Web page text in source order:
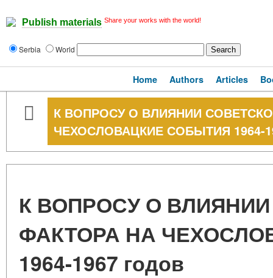
Publish materials Share your works with the world!
Serbia World
Home Authors Articles
К ВОПРОСУ О ВЛИЯНИИ
ЧЕХОСЛОВАЦКИЕ СОБЫТИЯ 1964-
К ВОПРОСУ О
ФАКТОРА НА
1964-1967 годов